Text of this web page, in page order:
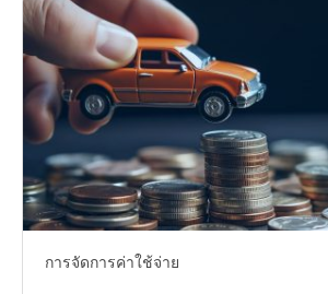
Behind
Bulk
Fuel
Tank
Monitoring
System"
การจัดการค่าใช้จ่าย